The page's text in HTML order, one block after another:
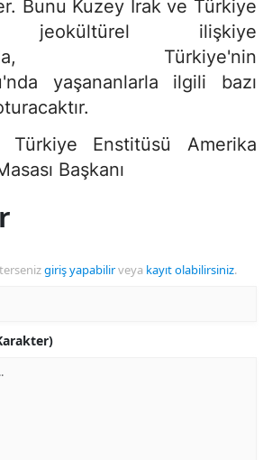
Bunu Kuzey Irak ve Türkiye
jeokültürel ilişkiye
Türkiye'nin
yaşananlarla ilgili bazı
Enstitüsü Amerika
Başkanı
giriş yapabilirveya kayıt olabilirsiniz.